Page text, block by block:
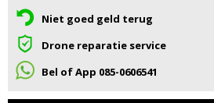
Niet goed geld terug
Drone reparatie service
Bel of App 085-0606541